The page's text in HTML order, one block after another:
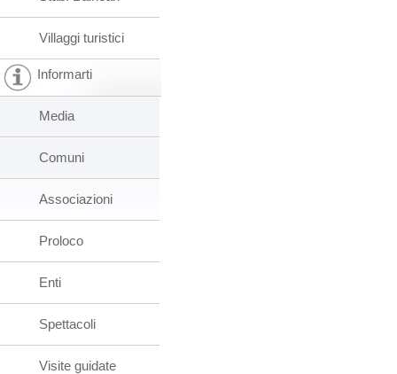
Villaggi turistici
Informarti
Media
Comuni
Associazioni
Proloco
Enti
Spettacoli
Visite guidate